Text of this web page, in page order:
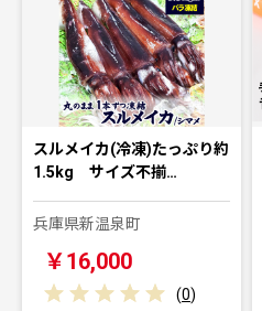
スルメイカ(冷凍)たっぷり約
1.5kg サイズ不揃…
兵庫県新温泉町
￥16,000
(0)